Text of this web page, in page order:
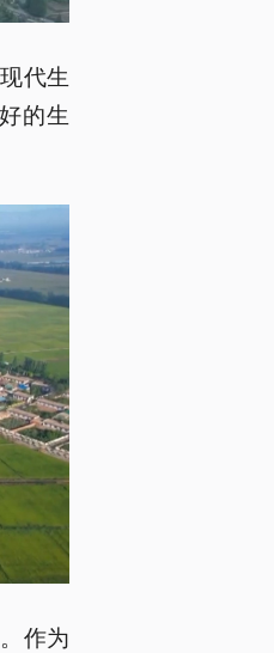
代生
的生
作为